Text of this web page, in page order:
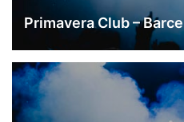
Primavera Club –